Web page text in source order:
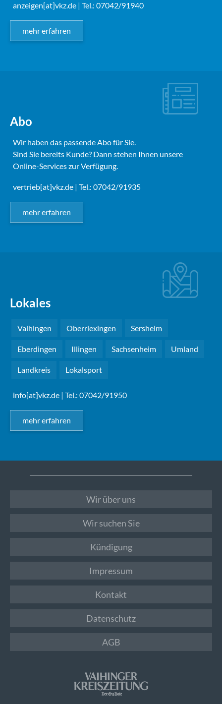
anzeigen[at]vkz.de | Tel.: 07042/91940
mehr erfahren
Abo
Wir haben das passende Abo für Sie.
Sind Sie bereits Kunde? Dann stehen Ihnen unsere
Online-Services zur Verfügung.
vertrieb[at]vkz.de | Tel.: 07042/91935
mehr erfahren
Lokales
Vaihingen Oberriexingen Sersheim
Eberdingen Illingen Sachsenheim Umland
Landkreis Lokalsport
info[at]vkz.de | Tel.: 07042/91950
mehr erfahren
Wir über uns
Wir suchen Sie
Kündigung
Impressum
Kontakt
Datenschutz
AGB